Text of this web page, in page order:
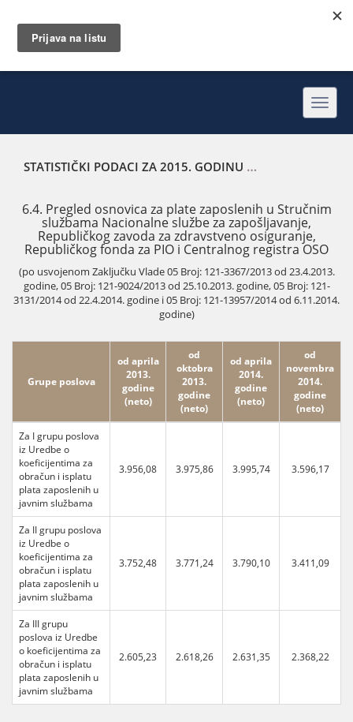
STATISTIČKI PODACI ZA 2015. GODINU
6.4. Pregled osnovica za plate zaposlenih u Stručnim
službama Nacionalne službe za zapošljavanje,
Republičkog zavoda za zdravstveno osiguranje,
Republičkog fonda za PIO i Centralnog registra OSO
(po usvojenom Zaključku Vlade 05 Broj: 121-3367/2013 od 23.4.2013.
godine, 05 Broj: 121-9024/2013 od 25.10.2013. godine, 05 Broj: 121-
3131/2014 od 22.4.2014. godine i 05 Broj: 121-13957/2014 od 6.11.2014.
godine)
Grupe poslova
od aprila
2013.
godine
(neto)
od
oktobra
2013.
godine
(neto)
od aprila
2014.
godine
(neto)
od
novembra
2014.
godine
(neto)
Za I grupu poslova
iz Uredbe o
koeficijentima za
obračun i isplatu
plata zaposlenih u
javnim službama
3.956,08 3.975,86 3.995,74 3.596,17
Za II grupu poslova
iz Uredbe o
koeficijentima za
obračun i isplatu
plata zaposlenih u
javnim službama
3.752,48 3.771,24 3.790,10 3.411,09
Za III grupu
poslova iz Uredbe
o koeficijentima za
obračun i isplatu
plata zaposlenih u
javnim službama
2.605,23 2.618,26 2.631,35 2.368,22